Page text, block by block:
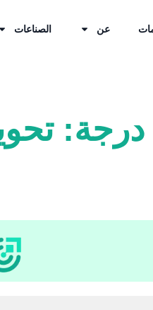
عن الصناعات
التقاط الواقع